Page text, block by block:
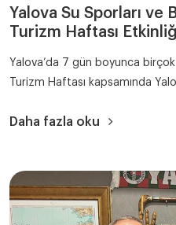
Yalova Su Sporları ve
Turizm Haftası
Yalova’da 7 gün boyunca
Turizm Haftası kapsamında
Daha fazla oku